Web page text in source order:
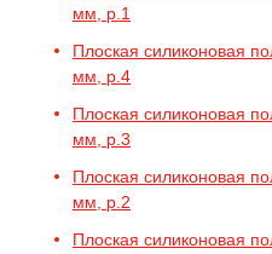
мм, р.1
Плоская силиконовая
мм, р.4
Плоская силиконовая
мм, р.3
Плоская силиконовая
мм, р.2
Плоская силиконовая